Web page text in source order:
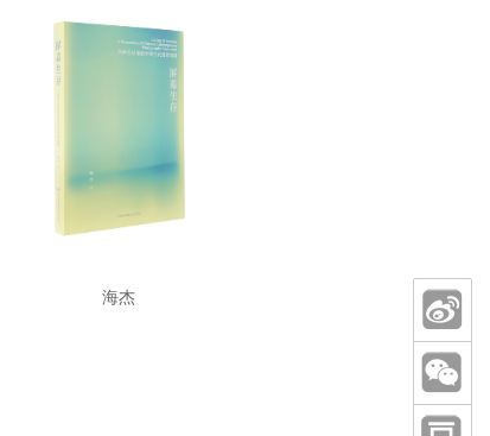
海杰